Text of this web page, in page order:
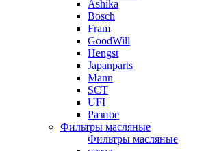
Ashika
Bosch
Fram
GoodWill
Hengst
Japanparts
Mann
SCT
UFI
Разное
Фильтры масляные
Фильтры масляные